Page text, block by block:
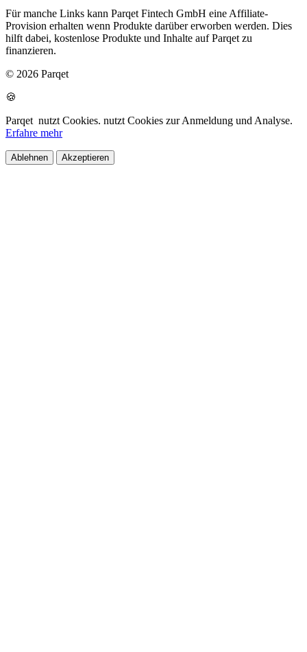
Für manche Links kann Parqet Fintech GmbH eine Affiliate-
Provision erhalten wenn Produkte darüber erworben werden. Dies
hilft dabei, kostenlose Produkte und Inhalte auf Parqet zu
finanzieren.
© 2026 Parqet
🍪
Parqet nutzt Cookies. nutzt Cookies zur Anmeldung und Analyse.
Erfahre mehr
Ablehnen Akzeptieren